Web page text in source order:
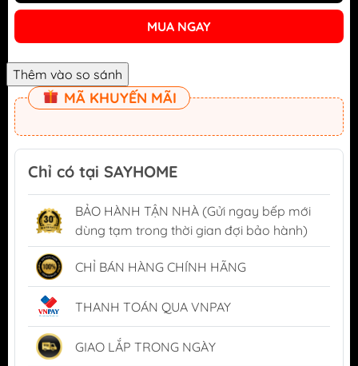
MUA NGAY
MÃ KHUYẾN MÃI
Chỉ có tại SAYHOME
BẢO HÀNH TẬN NHÀ (Gửi ngay bếp mới
dùng tạm trong thời gian đợi bảo hành)
CHỈ BÁN HÀNG CHÍNH HÃNG
THANH TOÁN QUA VNPAY
GIAO LẮP TRONG NGÀY